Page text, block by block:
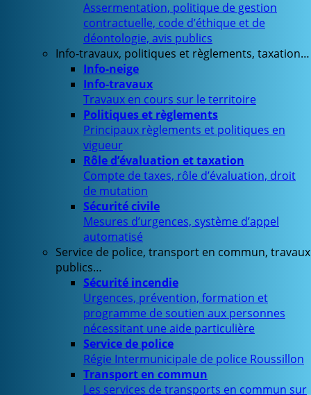
Assermentation, politique de gestion
contractuelle, code d’éthique et de
déontologie, avis publics
Info-travaux, politiques et règlements, taxation…
Info-neige
Info-travaux
Travaux en cours sur le territoire
Politiques et règlements
Principaux règlements et politiques en
vigueur
Rôle d’évaluation et taxation
Compte de taxes, rôle d’évaluation, droit
de mutation
Sécurité civile
Mesures d’urgences, système d’appel
automatisé
Service de police, transport en commun, travaux
publics…
Sécurité incendie
Urgences, prévention, formation et
programme de soutien aux personnes
nécessitant une aide particulière
Service de police
Régie Intermunicipale de police Roussillon
Transport en commun
Les services de transports en commun sur